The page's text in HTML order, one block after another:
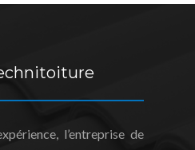
l’entreprise de